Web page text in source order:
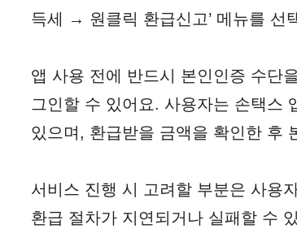
득세 → 원클릭 환급신고’ 메뉴를 선
앱 사용 전에 반드시 본인인증 수단
그인할 수 있어요. 사용자는 손택스
있으며, 환급받을 금액을 확인한 후
서비스 진행 시 고려할 부분은 사용
환급 절차가 지연되거나 실패할 수